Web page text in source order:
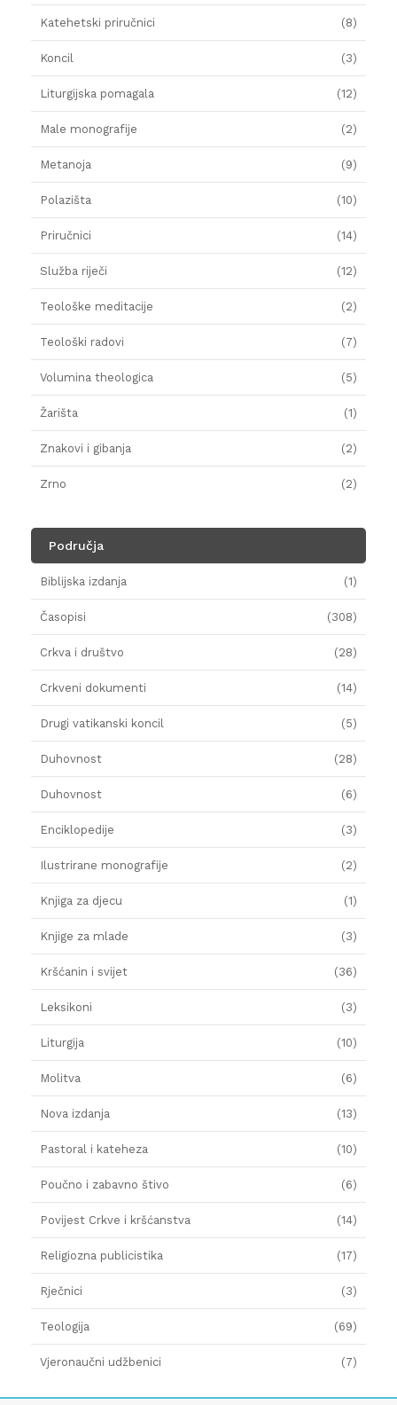
Katehetski priručnici (8)
Koncil (3)
Liturgijska pomagala (12)
Male monografije (2)
Metanoja (9)
Polazišta (10)
Priručnici (14)
Služba riječi (12)
Teološke meditacije (2)
Teološki radovi (7)
Volumina theologica (5)
Žarišta (1)
Znakovi i gibanja (2)
Zrno (2)
Područja
Biblijska izdanja (1)
Časopisi (308)
Crkva i društvo (28)
Crkveni dokumenti (14)
Drugi vatikanski koncil (5)
Duhovnost (28)
Duhovnost (6)
Enciklopedije (3)
Ilustrirane monografije (2)
Knjiga za djecu (1)
Knjige za mlade (3)
Kršćanin i svijet (36)
Leksikoni (3)
Liturgija (10)
Molitva (6)
Nova izdanja (13)
Pastoral i kateheza (10)
Poučno i zabavno štivo (6)
Povijest Crkve i kršćanstva (14)
Religiozna publicistika (17)
Rječnici (3)
Teologija (69)
Vjeronaučni udžbenici (7)